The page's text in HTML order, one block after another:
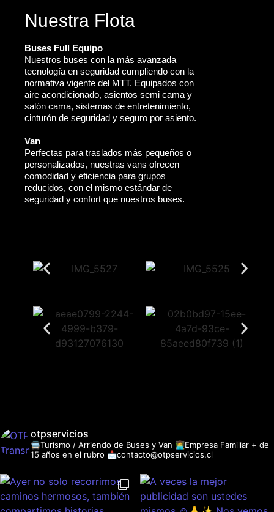
Nuestra Flota
Buses Full Equipo
Nuestros buses con la más avanzada
tecnología en seguridad cumpliendo con la
normativa vigente del MTT. Equipados con
aire acondicionado, asientos semi cama y
salón cama, sistemas de entretenimiento,
cinturón de seguridad y seguro por asiento.
Van
Perfectas para traslados más pequeños o
personalizados, nuestras vans ofrecen
comodidad y eficiencia para grupos
reducidos, con el mismo estándar de
seguridad y confort que nuestros buses.
otpservicios
🚍Turismo / Arriendo de Buses y Van 👩‍💻Empresa Familiar + de
15 años en el rubro 📩contacto@otpservicios.cl